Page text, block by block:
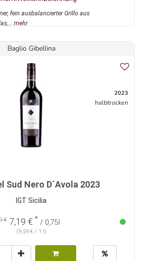
fein ausbalancierter Grillo aus
mehr
Baglio Gibellina
2023
halbtrocken
Sud Nero D´Avola 2023
IGT Sicilia
€7,19 € * / 0,75l
(9,59 € / 1 l)